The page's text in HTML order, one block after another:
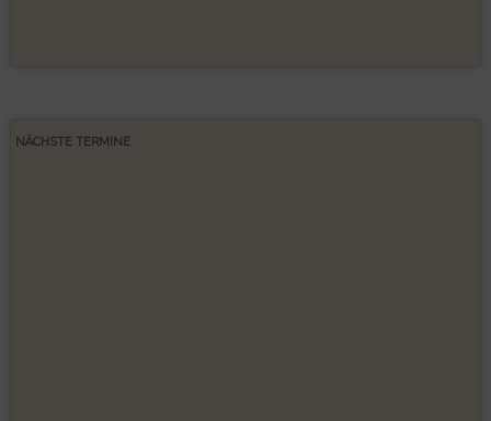
NÄCHSTE TERMINE